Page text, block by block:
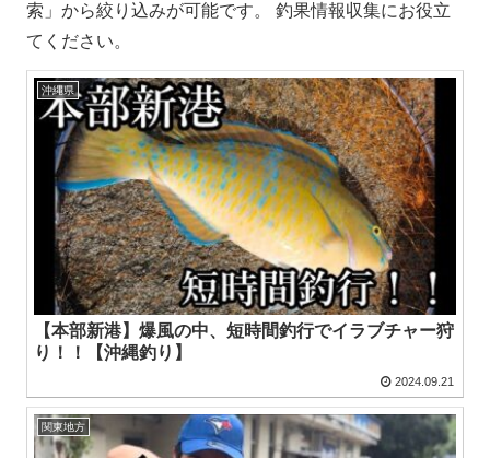
索」から絞り込みが可能です。 釣果情報収集にお役立
てください。
沖縄県
【本部新港】爆風の中、短時間釣行でイラブチャー狩
り！！【沖縄釣り】
2024.09.21
関東地方